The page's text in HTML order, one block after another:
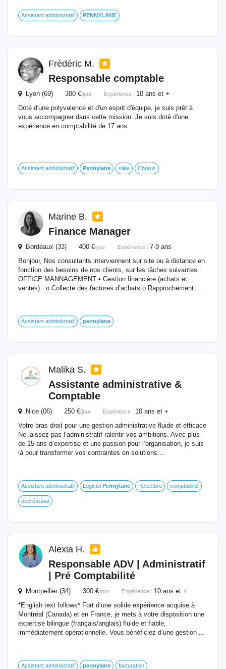
Assistant administratif PENNYLANE
Frédéric M.
Responsable comptable
Lyon (69) 300 €/jour Expérience : 10 ans et +
Doté d'une polyvalence et d'un esprit d'équipe, je suis prêt à
vous accompagner dans cette mission. Je suis doté d'une
expérience en comptabilité de 17 ans.
Assistant administratif Pennylane silae Chorus
Marine B.
Finance Manager
Bordeaux (33) 400 €/jour Expérience : 7-9 ans
Bonjour, Nos consultants interviennent sur site ou à distance en
fonction des besoins de nos clients, sur les tâches suivantes :
OFFICE MANNAGEMENT • Gestion financière (achats et
ventes) : o Collecte des factures d’achats o Rapprochement...
Assistant administratif pennylane
Malika S.
Assistante administrative &
Comptable
Nice (06) 250 €/jour Expérience : 10 ans et +
Votre bras droit pour une gestion administrative fluide et efficace
Ne laissez pas l’administratif ralentir vos ambitions. Avec plus
de 15 ans d’expertise et une passion pour l’organisation, je suis
là pour transformer vos contraintes en solutions...
Assistant administratif Logiciel Pennylane Relecture comptabilité
secrétrariat
Alexia H.
Responsable ADV | Administratif
| Pré Comptabilité
Montpellier (34) 300 €/jour Expérience : 10 ans et +
*English text follows* Fort d’une solide expérience acquise à
Montréal (Canada) et en France, je mets à votre disposition une
expertise bilingue (français/anglais) fluide et fiable,
immédiatement opérationnelle. Vous bénéficiez d’une gestion ...
Assistant administratif pennylane facturation